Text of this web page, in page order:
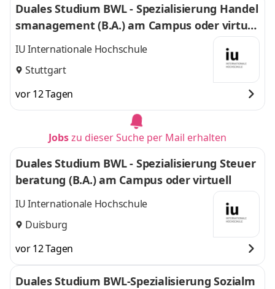
Duales Studium BWL - Spezialisierung Handel
smanagement (B.A.) am Campus oder virtuel
l
IU Internationale Hochschule
Stuttgart
vor 12 Tagen
Jobszu dieser Suche per Mail erhalten
Duales Studium BWL - Spezialisierung Steuer
beratung (B.A.) am Campus oder virtuell
IU Internationale Hochschule
Duisburg
vor 12 Tagen
Duales Studium BWL-Spezialisierung Sozialm